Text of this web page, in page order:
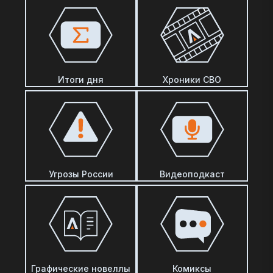
Итоги дня Хроники СВО
Угрозы России Видеоподкаст
Графические новеллы Комиксы